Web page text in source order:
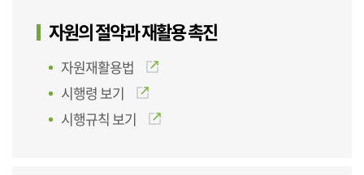
자원의 절약과 재활용 촉진
자원재활용법
시행령 보기
시행규칙 보기